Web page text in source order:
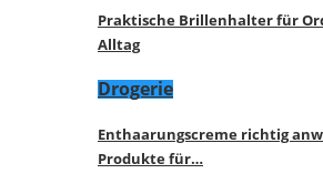
Praktische Brillenhalter für
Alltag
Drogerie
Enthaarungscreme richtig
Produkte für…